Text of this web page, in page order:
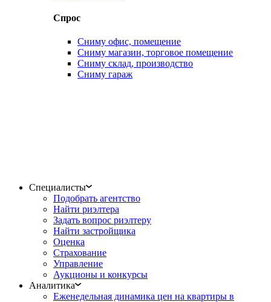
Спрос
Сниму офис, помещение
Сниму магазин, торговое помещение
Сниму склад, производство
Сниму гараж
Специалисты
Подобрать агентство
Найти риэлтера
Задать вопрос риэлтеру
Найти застройщика
Оценка
Страхование
Управление
Аукционы и конкурсы
Аналитика
Еженедельная динамика цен на квартиры в